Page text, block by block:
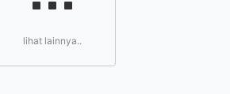
lihat lainnya..